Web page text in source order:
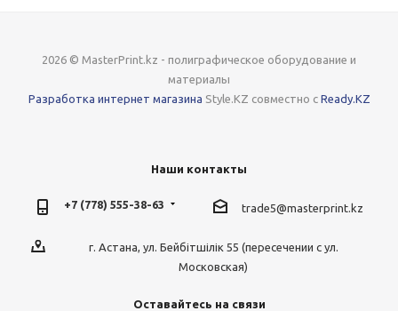
2026 © MasterPrint.kz - полиграфическое оборудование и
материалы
Разработка интернет магазина Style.KZ совместно с Ready.KZ
Наши контакты
+7 (778) 555-38-63 trade5@masterprint.kz
г. Астана, ул. Бейбітшілік 55 (пересечении с ул.
Московская)
Оставайтесь на связи